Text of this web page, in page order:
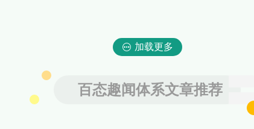
加载更多
百态趣闻体系文章推荐